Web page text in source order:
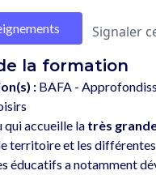
Signaler
la formation
: BAFA -
qui accueille la très
territoire et les
éducatifs a notamment